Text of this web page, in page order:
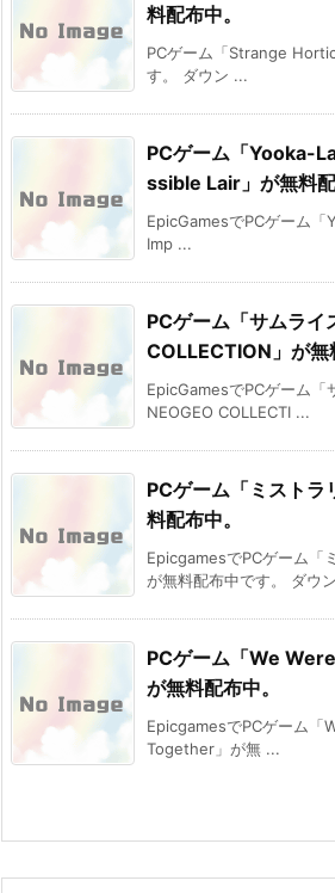
料配布中。
PCゲーム「Strange
す。 ダウン ...
PCゲーム「Yooka-
ssible Lair」が無料配
EpicGamesでPCゲーム
Imp ...
PCゲーム「サムライ
COLLECTION」が無
EpicGamesでPCゲーム「
NEOGEO COLLECTI ...
PCゲーム「ミストラ
料配布中。
EpicgamesでPCゲーム「
が無料配布中です。 ダウ
PCゲーム「We
が無料配布中。
EpicgamesでPCゲーム「
Together」が無 ...